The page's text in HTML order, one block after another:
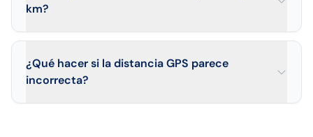
km?
¿Qué hacer si la distancia GPS parece
incorrecta?